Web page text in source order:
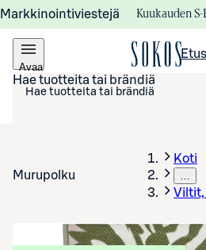
Markkinointiviestejä Kuukauden
Avaa
valikko
Hae tuotteita tai brändiä
Murupolku
Koti
…
Viltit,